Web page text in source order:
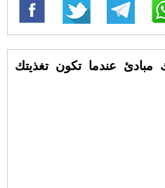
عندما تكون تغذيتك